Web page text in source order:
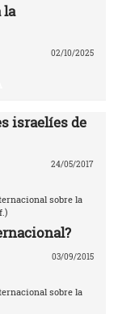
la
02/10/2025
israelíes de
24/05/2017
sobre la
03/09/2015
sobre la